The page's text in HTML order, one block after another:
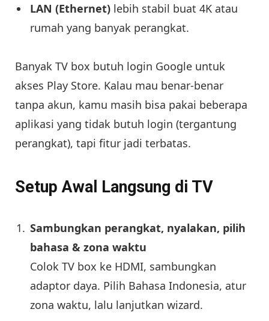
LAN (Ethernet) lebih stabil buat 4K atau
rumah yang banyak perangkat.
Banyak TV box butuh login Google untuk
akses Play Store. Kalau mau benar-benar
tanpa akun, kamu masih bisa pakai beberapa
aplikasi yang tidak butuh login (tergantung
perangkat), tapi fitur jadi terbatas.
Setup Awal Langsung di TV
Sambungkan perangkat, nyalakan, pilih
bahasa & zona waktu
Colok TV box ke HDMI, sambungkan
adaptor daya. Pilih Bahasa Indonesia, atur
zona waktu, lalu lanjutkan wizard.